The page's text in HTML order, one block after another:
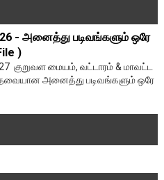
- அனைத்து படிவங்களும் ஒரே
)
குறுவள மையம், வட்டாரம் & மாவட்ட
அனைத்து படிவங்களும் ஒரே